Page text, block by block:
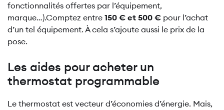
fonctionnalités offertes par l’équipement,
marque…).Comptez entre 150 € et 500 € pour l’achat
d’un tel équipement. À cela s’ajoute aussi le prix de la
pose.
Les aides pour acheter un
thermostat programmable
Le thermostat est vecteur d’économies d’énergie. Mais,